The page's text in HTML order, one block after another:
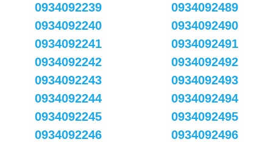
0934092239
0934092240
0934092241
0934092242
0934092243
0934092244
0934092245
0934092246
0934092489
0934092490
0934092491
0934092492
0934092493
0934092494
0934092495
0934092496